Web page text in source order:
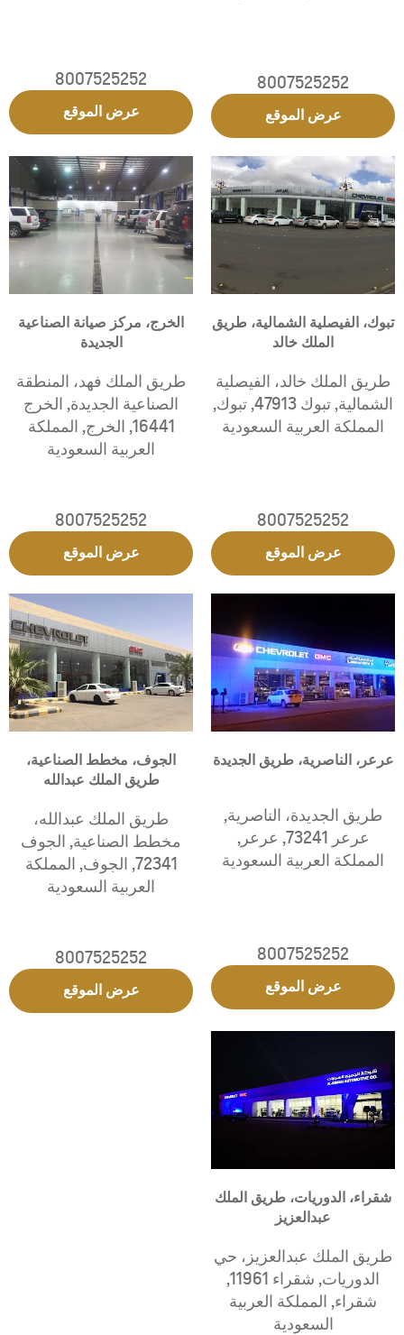
8007525252
عرض الموقع
8007525252
عرض الموقع
تبوك، الفيصلية الشمالية، طريق
الملك خالد
طريق الملك خالد، الفيصلية
الشمالية, تبوك 47913 , تبوك,
المملكة العربية السعودية
8007525252
عرض الموقع
الخرج، مركز صيانة الصناعية
الجديدة
طريق الملك فهد، المنطقة
الصناعية الجديدة, الخرج
16441
, الخرج, المملكة
العربية السعودية
8007525252
عرض الموقع
عرعر، الناصرية، طريق الجديدة
طريق الجديدة، الناصرية,
عرعر 73241
, عرعر,
المملكة العربية السعودية
8007525252
عرض الموقع
الجوف، مخطط الصناعية،
طريق الملك عبدالله
طريق الملك عبدالله،
مخطط الصناعية, الجوف
72341
, الجوف, المملكة
العربية السعودية
8007525252
عرض الموقع
شقراء، الدوريات، طريق الملك
عبدالعزيز
طريق الملك عبدالعزيز، حي
الدوريات, شقراء 11961
,
شقراء, المملكة العربية
السعودية